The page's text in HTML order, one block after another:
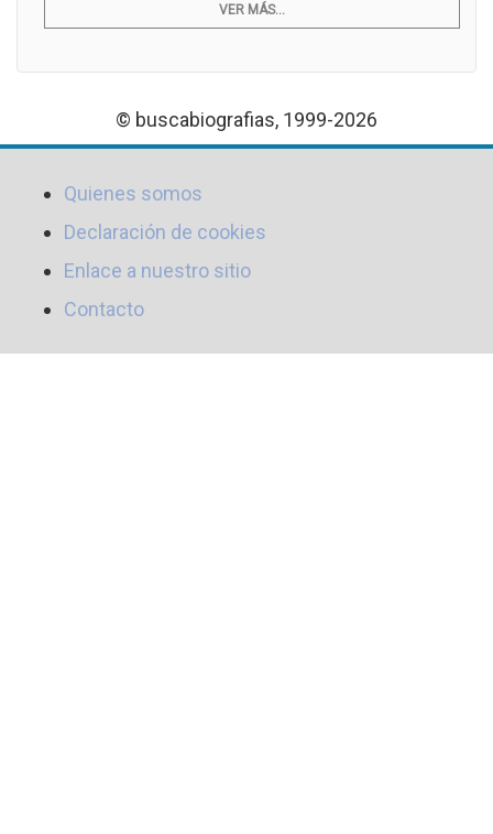
VER MÁS...
© buscabiografias, 1999-2026
Quienes somos
Declaración de cookies
Enlace a nuestro sitio
Contacto